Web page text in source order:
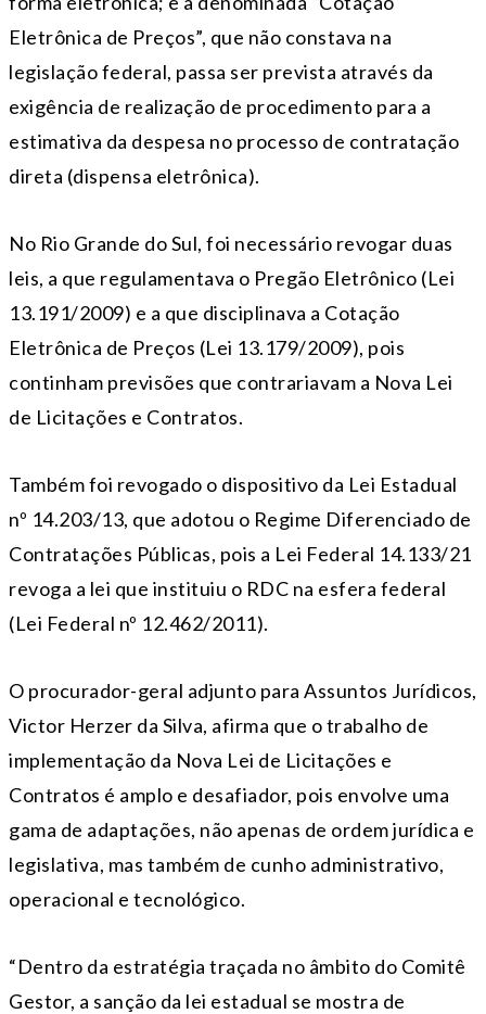
Eletrônica de Preços”, que não constava na
legislação federal, passa ser prevista através da
exigência de realização de procedimento para a
estimativa da despesa no processo de contratação
direta (dispensa eletrônica).
No Rio Grande do Sul, foi necessário revogar duas
leis, a que regulamentava o Pregão Eletrônico (Lei
13.191/2009) e a que disciplinava a Cotação
Eletrônica de Preços (Lei 13.179/2009), pois
continham previsões que contrariavam a Nova Lei
de Licitações e Contratos.
Também foi revogado o dispositivo da Lei Estadual
nº 14.203/13, que adotou o Regime Diferenciado de
Contratações Públicas, pois a Lei Federal 14.133/21
revoga a lei que instituiu o RDC na esfera federal
(Lei Federal nº 12.462/2011).
O procurador-geral adjunto para Assuntos Jurídicos,
Victor Herzer da Silva, afirma que o trabalho de
implementação da Nova Lei de Licitações e
Contratos é amplo e desafiador, pois envolve uma
gama de adaptações, não apenas de ordem jurídica e
legislativa, mas também de cunho administrativo,
operacional e tecnológico.
“Dentro da estratégia traçada no âmbito do Comitê
Gestor, a sanção da lei estadual se mostra de